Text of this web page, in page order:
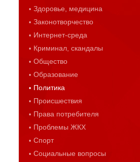
Здоровье, медицина
Законотворчество
Интернет-среда
Криминал, скандалы
Общество
Образование
Политика
Происшествия
Права потребителя
Проблемы ЖКХ
Спорт
Социальные вопросы